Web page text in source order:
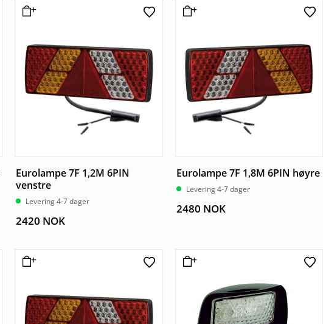
Eurolampe 7F 1,2M 6PIN
venstre
Levering 4-7 dager
2420 NOK
Eurolampe 7F 1,8M 6PIN høyre
Levering 4-7 dager
2480 NOK